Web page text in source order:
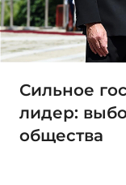
Сильное
лидер:
общества